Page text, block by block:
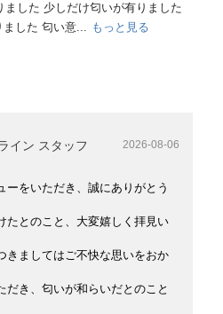
ました 少しだけ匂いが有りました
ました 匂い意... もっと見る
イン スタッフ 2026-08-06
ーをいただき、誠にありがとう
たとのこと、大変嬉しく拝見い
きましてはご不快な思いをおか
だき、匂いが和らいだとのこと